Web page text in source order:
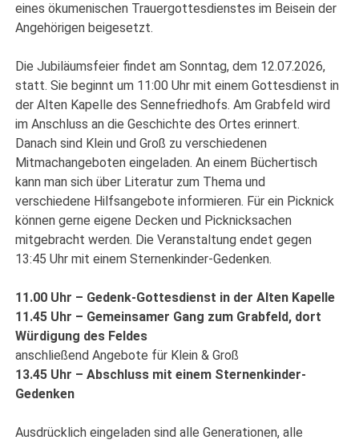
eines ökumenischen Trauergottesdienstes im Beisein der
Angehörigen beigesetzt.
Die Jubiläumsfeier findet am Sonntag, dem 12.07.2026,
statt. Sie beginnt um 11:00 Uhr mit einem Gottesdienst in
der Alten Kapelle des Sennefriedhofs. Am Grabfeld wird
im Anschluss an die Geschichte des Ortes erinnert.
Danach sind Klein und Groß zu verschiedenen
Mitmachangeboten eingeladen. An einem Büchertisch
kann man sich über Literatur zum Thema und
verschiedene Hilfsangebote informieren. Für ein Picknick
können gerne eigene Decken und Picknicksachen
mitgebracht werden. Die Veranstaltung endet gegen
13:45 Uhr mit einem Sternenkinder-Gedenken.
11.00 Uhr – Gedenk-Gottesdienst in der Alten Kapelle
11.45 Uhr – Gemeinsamer Gang zum Grabfeld, dort
Würdigung des Feldes
anschließend Angebote für Klein & Groß
13.45 Uhr – Abschluss mit einem Sternenkinder-
Gedenken
Ausdrücklich eingeladen sind alle Generationen, alle